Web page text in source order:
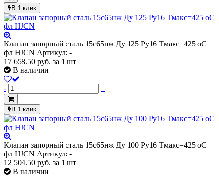
В 1 клик
Клапан запорный сталь 15с65нж Ду 125 Ру16 Тмакс=425 оС
фл HJCN Артикул: -
17 658.50 руб. за 1 шт
В наличии
- +
В 1 клик
Клапан запорный сталь 15с65нж Ду 100 Ру16 Тмакс=425 оС
фл HJCN Артикул: -
12 504.50 руб. за 1 шт
В наличии